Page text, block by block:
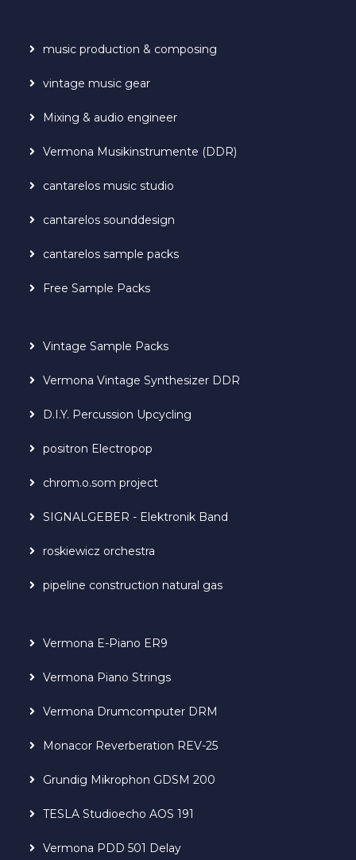
music production & composing
vintage music gear
Mixing & audio engineer
Vermona Musikinstrumente (DDR)
cantarelos music studio
cantarelos sounddesign
cantarelos sample packs
Free Sample Packs
Vintage Sample Packs
Vermona Vintage Synthesizer DDR
D.I.Y. Percussion Upcycling
positron Electropop
chrom.o.som project
SIGNALGEBER - Elektronik Band
roskiewicz orchestra
pipeline construction natural gas
Vermona E-Piano ER9
Vermona Piano Strings
Vermona Drumcomputer DRM
Monacor Reverberation REV-25
Grundig Mikrophon GDSM 200
TESLA Studioecho AOS 191
Vermona PDD 501 Delay